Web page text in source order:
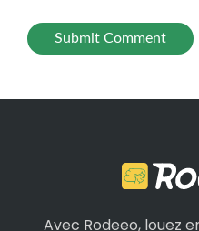
Avec Rodeeo, louez